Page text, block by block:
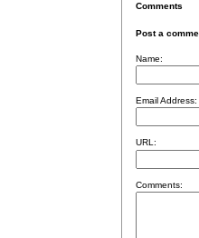
Comments
Post a
Name:
Email Address:
URL:
Comments: